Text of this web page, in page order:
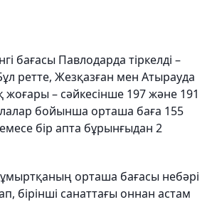
бағасы Павлодарда тіркелді –
ретте, Жезқазған мен Атырауда
жоғары – сәйкесінше 197 және 191
бойынша орташа баға 155
бір апта бұрынғыдан 2
орташа бағасы небәрі
бірінші санаттағы оннан астам